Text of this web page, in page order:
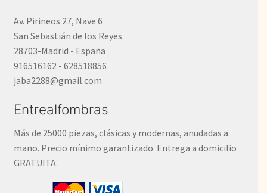
Av. Pirineos 27, Nave 6
San Sebastián de los Reyes
28703-Madrid - España
916516162 - 628518856
jaba2288@gmail.com
Entrealfombras
Más de 25000 piezas, clásicas y modernas, anudadas a
mano. Precio mínimo garantizado. Entrega a domicilio
GRATUITA.